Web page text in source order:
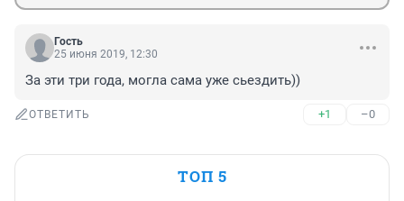
Гость
25 июня 2019, 12:30
За эти три года, могла сама уже сьездить))
ОТВЕТИТЬ +1 –0
ТОП 5